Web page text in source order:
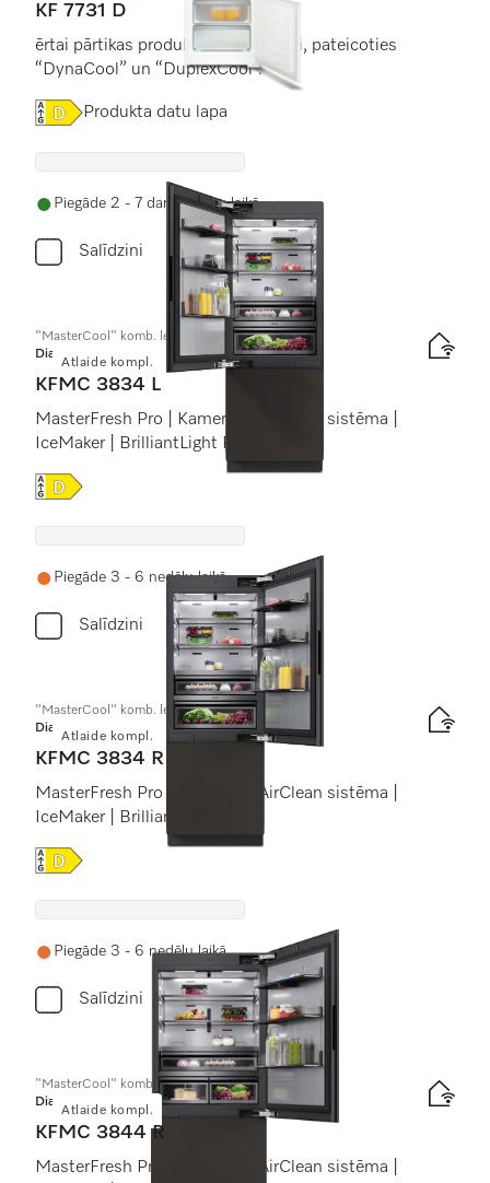
KF 7731 D
ērtai pārtikas produktu ievietošanai, pateicoties
“DynaCool” un “DuplexCool”.
Online Label Flag, Energoefektivitātes etiķete
Produkta datu lapa
Piegāde 2 - 7 darba dienu laikā
Salīdzini
Atlaide kompl.
"MasterCool" komb. ledussk. ar saldētavu
Diamond
KFMC 3834 L
MasterFresh Pro | Kameras | AirClean sistēma |
IceMaker | BrilliantLight Pro
Online Label Flag, Energoefektivitātes etiķete
Piegāde 3 - 6 nedēļu laikā
Salīdzini
Atlaide kompl.
"MasterCool" komb. ledussk. ar saldētavu
Diamond
KFMC 3834 R
MasterFresh Pro | Kameras | AirClean sistēma |
IceMaker | BrilliantLight Pro
Online Label Flag, Energoefektivitātes etiķete
Piegāde 3 - 6 nedēļu laikā
Salīdzini
Atlaide kompl.
"MasterCool" komb. ledussk. ar saldētavu
Diamond
KFMC 3844 R
MasterFresh Pro | Kameras | AirClean sistēma |